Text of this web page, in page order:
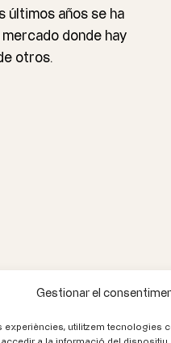
Gestionar el
experiències, utilitzem tecnologies
últimos años se ha
donde hay
otros.